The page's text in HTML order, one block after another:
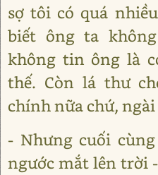
sợ tôi có quá
biết ông ta
không tin ông là
thế. Còn lá thư
chính nữa chứ,
- Nhưng cuối
ngước mắt lên trời